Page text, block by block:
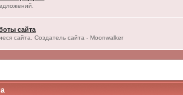
сайта
сайта. Создатель сайта - Moonwalker